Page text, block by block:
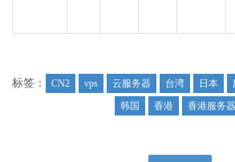
标签： CN2 vps 云服务器 台湾 日本
韩国
香港 香港服务器